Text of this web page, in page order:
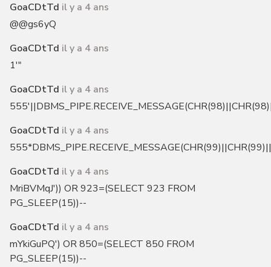
GoaCDtTd il y a 4 ans
@@gs6yQ
GoaCDtTd il y a 4 ans
1'"
GoaCDtTd il y a 4 ans
GoaCDtTd il y a 4 ans
GoaCDtTd il y a 4 ans
MriBVMqJ')) OR 923=(SELECT 923 FROM
PG_SLEEP(15))--
GoaCDtTd il y a 4 ans
mYkiGuPQ') OR 850=(SELECT 850 FROM
PG_SLEEP(15))--